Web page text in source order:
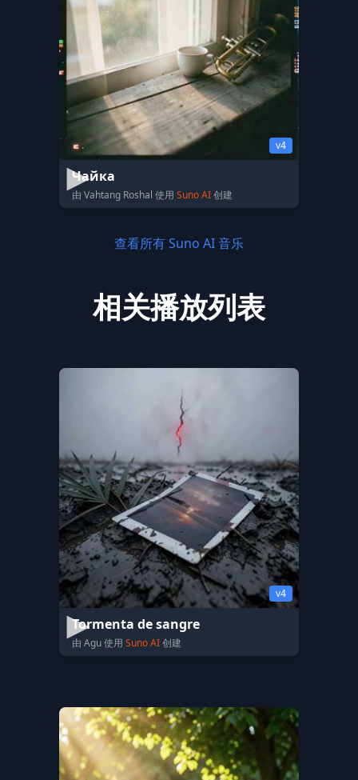
v4
Чайка
由 Vahtang Roshal 使用 Suno AI创建
查看所有 Suno AI 音乐
相关播放列表
v4
Tormenta de sangre
由 Agu 使用 Suno AI创建